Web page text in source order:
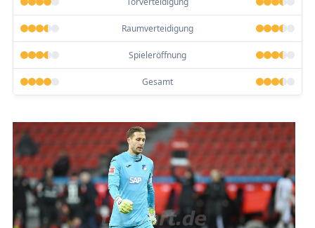
Raumverteidigung
Spieleröffnung
Gesamt